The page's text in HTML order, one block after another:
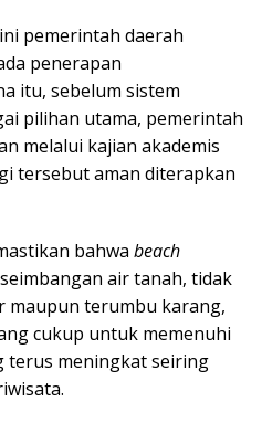
pemerintah daerah
penerapan
itu, sebelum sistem
pilihan utama, pemerintah
melalui kajian akademis
tersebut aman diterapkan
bahwa beach
air tanah, tidak
maupun terumbu karang,
cukup untuk memenuhi
terus meningkat seiring